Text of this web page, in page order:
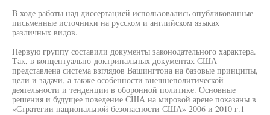
В ходе работы над диссертацией использовались опубликованные
письменные источники на русском и английском языках
различных видов.
Первую группу составили документы законодательного характера.
Так, в концептуально-доктринальных документах США
представлена система взглядов Вашингтона на базовые принципы,
цели и задачи, а также особенности внешнеполитической
деятельности и тенденции в оборонной политике. Основные
решения и будущее поведение США на мировой арене показаны в
«Стратегии национальной безопасности США» 2006 и 2010 г.1